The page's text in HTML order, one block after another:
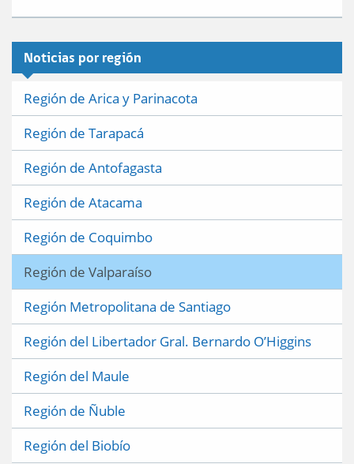
2025
2024
2023
2022
2021
2019
2018
2017
2016
2015
2014
2013
2012
2011
2010
2009
2006
Noticias por región
Región de Arica y Parinacota
Región de Tarapacá
Región de Antofagasta
Región de Atacama
Región de Coquimbo
Región de Valparaíso
Región Metropolitana de Santiago
Región del Libertador Gral. Bernardo O’Higgins
Región del Maule
Región de Ñuble
Región del Biobío